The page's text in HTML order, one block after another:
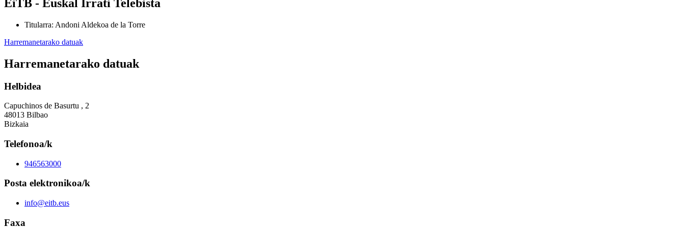
EiTB - Euskal Irrati Telebista
Titularra: Andoni Aldekoa de la Torre
Harremanetarako datuak
Harremanetarako datuak
Helbidea
Capuchinos de Basurtu , 2
48013 Bilbao
Bizkaia
Telefonoa/k
946563000
Posta elektronikoa/k
info@eitb.eus
Faxa